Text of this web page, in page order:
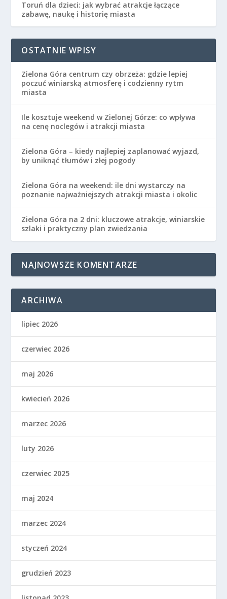
Toruń dla dzieci: jak wybrać atrakcje łączące
zabawę, naukę i historię miasta
OSTATNIE WPISY
Zielona Góra centrum czy obrzeża: gdzie lepiej
poczuć winiarską atmosferę i codzienny rytm
miasta
Ile kosztuje weekend w Zielonej Górze: co wpływa
na cenę noclegów i atrakcji miasta
Zielona Góra – kiedy najlepiej zaplanować wyjazd,
by uniknąć tłumów i złej pogody
Zielona Góra na weekend: ile dni wystarczy na
poznanie najważniejszych atrakcji miasta i okolic
Zielona Góra na 2 dni: kluczowe atrakcje, winiarskie
szlaki i praktyczny plan zwiedzania
NAJNOWSZE KOMENTARZE
ARCHIWA
lipiec 2026
czerwiec 2026
maj 2026
kwiecień 2026
marzec 2026
luty 2026
czerwiec 2025
maj 2024
marzec 2024
styczeń 2024
grudzień 2023